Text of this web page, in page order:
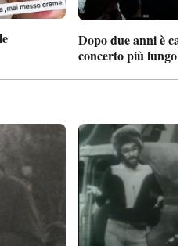
Dopo due anni è
concerto più lungo